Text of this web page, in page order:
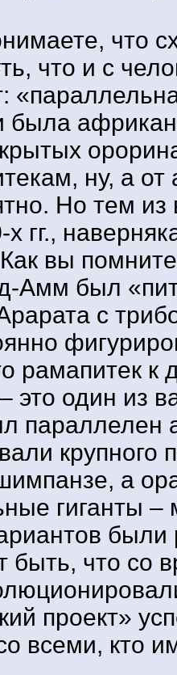
что
что и с
была
ну, а
Но тем
х гг.,
вы
Амм был
с
рамапитек к
это один из
параллелен
а
гиганты –
были
быть, что со
проект»
всеми, кто